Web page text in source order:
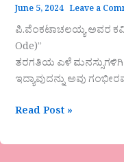
June 5, 2024 Leave a
ಪಿ.ವೆಂಕಟಾಚಲಯ್ಯ ಅವರ
Ode)”
ತರಗತಿಯ ಎಳೆ
ಇದ್ಯಾವುದನ್ನು ಅವು
Read Post »